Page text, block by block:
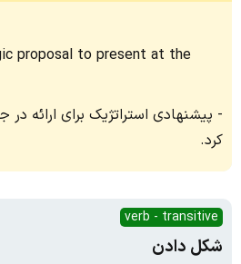
proposal to present at the
پیشنهادی استراتژیک برای ارائه
کرد.
verb - transitive
شکل دادن